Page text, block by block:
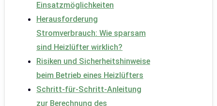
Einsatzmöglichkeiten
Herausforderung
Stromverbrauch: Wie sparsam
sind Heizlüfter wirklich?
Risiken und Sicherheitshinweise
beim Betrieb eines Heizlüfters
Schritt-für-Schritt-Anleitung
zur Berechnung des